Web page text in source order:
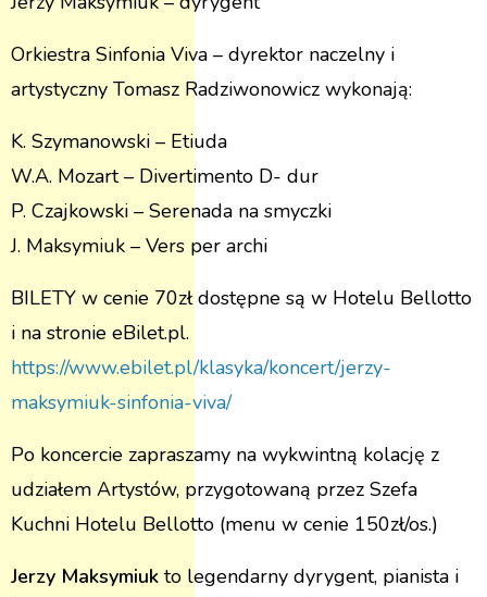
Orkiestra Sinfonia Viva – dyrektor naczelny i
artystyczny Tomasz Radziwonowicz wykonają:
K. Szymanowski – Etiuda
W.A. Mozart – Divertimento D- dur
P. Czajkowski – Serenada na smyczki
J. Maksymiuk – Vers per archi
BILETY w cenie 70zł dostępne są w Hotelu Bellotto
i na stronie eBilet.pl.
https://www.ebilet.pl/klasyka/koncert/jerzy-
maksymiuk-sinfonia-viva/
Po koncercie zapraszamy na wykwintną kolację z
udziałem Artystów, przygotowaną przez Szefa
Kuchni Hotelu Bellotto (menu w cenie 150zł/os.)
Jerzy Maksymiuk to legendarny dyrygent, pianista i